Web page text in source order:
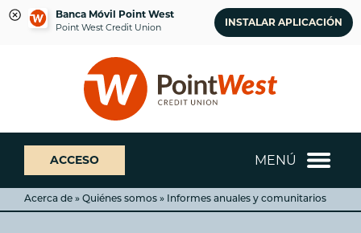
Banca Móvil Point West
Point West Credit Union INSTALAR APLICACIÓN
sesión
banca
web
¿Qué
podemos
ayudarte
a
ACCESO MENÚ
Acerca de » Quiénes somos » Informes anuales y comunitarios